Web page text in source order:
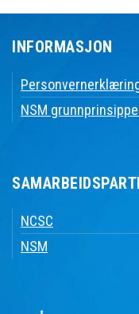
INFORMASJON
NSM
NCSC
NSM